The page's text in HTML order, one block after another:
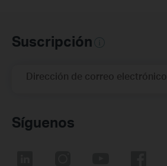
Suscripción
Dirección de correo electrónico
Síguenos